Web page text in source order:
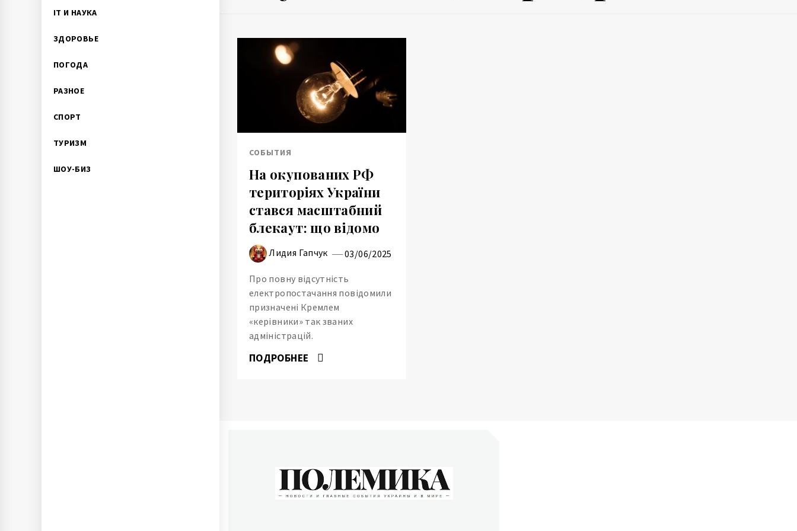
IT И НАУКА
ЗДОРОВЬЕ
ПОГОДА
РАЗНОЕ
СПОРТ
ТУРИЗМ
ШОУ-БИЗ
СОБЫТИЯ
На окупованих РФ
територіях України
стався масштабний
блекаут: що відомо
Лидия Гапчук 03/06/2025
Про повну відсутність
електропостачання повідомили
призначені Кремлем
«керівники» так званих
адміністрацій.
ПОДРОБНЕЕ